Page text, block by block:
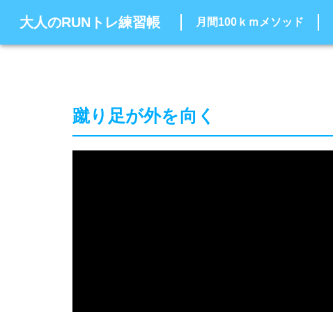
大人のRUNトレ練習帳 月間100ｋｍメソッド
蹴り足が外を向く